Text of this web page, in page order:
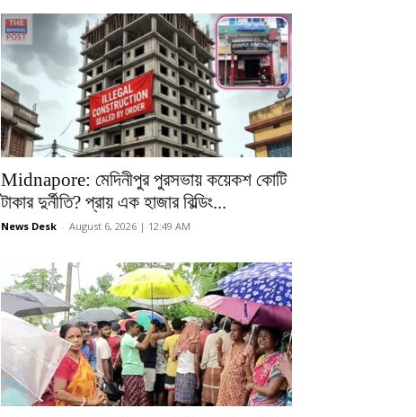
Midnapore: মেদিনীপুর পুরসভায় কয়েকশ কোটি
টাকার দুর্নীতি? প্রায় এক হাজার বিল্ডিং...
News Desk - August 6, 2026 | 12:49 AM